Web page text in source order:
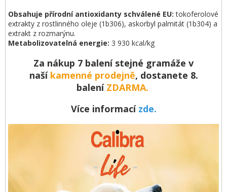
Obsahuje přírodní antioxidanty schválené EU: tokoferolové
extrakty z rostlinného oleje (1b306), askorbyl palmitát (1b304) a
extrakt z rozmarýnu.
Metabolizovatelná energie: 3 930 kcal/kg
Za nákup 7 balení stejné gramáže v
naší kamenné prodejně, dostanete 8.
baleníZDARMA.
Více informací zde.